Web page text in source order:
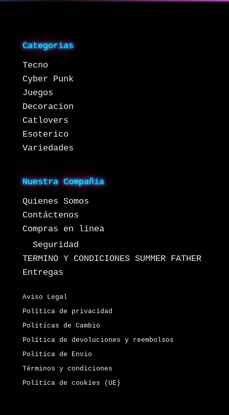
Categorias
Tecno
Cyber Punk
Juegos
Decoracion
Catlovers
Esoterico
Variedades
Nuestra Compañia
Quienes Somos
Contáctenos
Compras en linea
Seguridad
TERMINO Y CONDICIONES SUMMER FATHER
Entregas
Aviso Legal
Política de privacidad
Políticas de Cambio
Política de devoluciones y reembolsos
Politica de Envio
Términos y condiciones
Política de cookies (UE)